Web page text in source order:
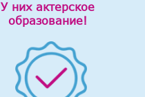
У них актерское
образование!